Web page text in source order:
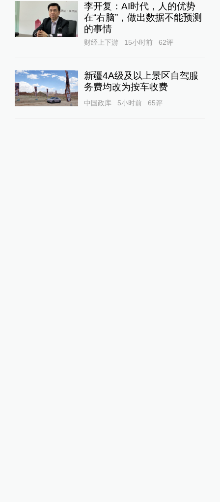
李开复：AI时代，人的优势
在“右脑”，做出数据不能预测
的事情
财经上下游 15小时前 62评
新疆4A级及以上景区自驾服
务费均改为按车收费
中国政库 5小时前 65评